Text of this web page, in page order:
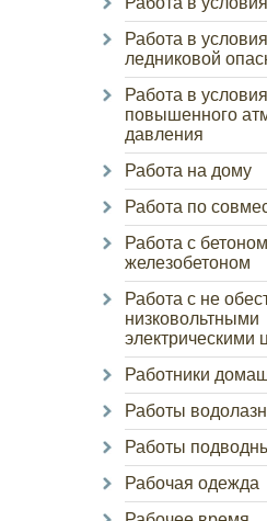
Работа в
ледниковой
Работа в
повышенного
давления
Работа на дому
Работа по
Работа с
железобетоном
Работа с не
низковольтными
электрическими
Работники
Работы
Работы
Рабочая одежда